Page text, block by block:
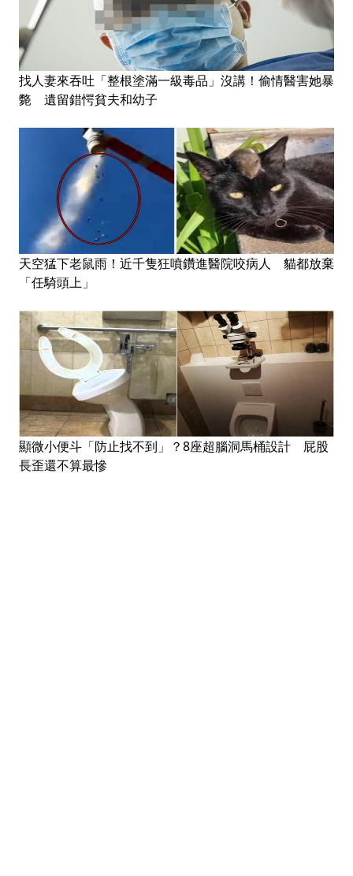
找人妻來吞吐「整根塗滿一級毒品」沒講！偷情醫害她暴
斃 遺留錯愕貧夫和幼子
天空猛下老鼠雨！近千隻狂噴鑽進醫院咬病人 貓都放棄
「任騎頭上」
顯微小便斗「防止找不到」？8座超腦洞馬桶設計 屁股
長歪還不算最慘